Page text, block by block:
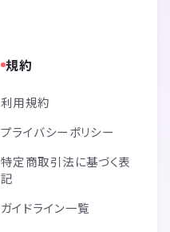
規約
利用規約
プライバシーポリシー
特定商取引法に基づく表
記
ガイドライン一覧